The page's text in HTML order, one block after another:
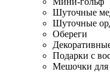
Шуточные
Шуточные
Обереги
Подарки с
Мешочки для